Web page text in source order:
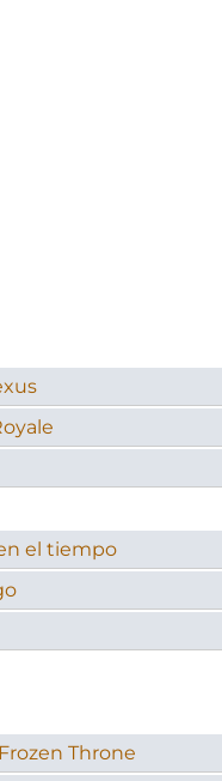
el tiempo
Throne